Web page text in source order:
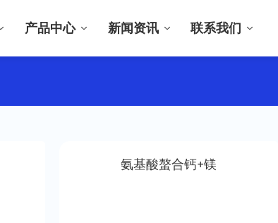
产品中心 新闻资讯 联系我们
氨基酸螯合钙+镁